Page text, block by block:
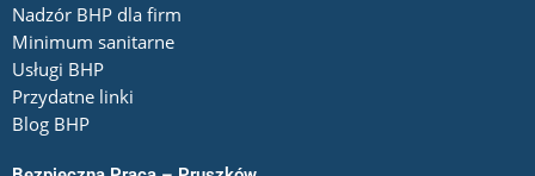
Nadzór BHP dla firm
Minimum sanitarne
Usługi BHP
Przydatne linki
Blog BHP